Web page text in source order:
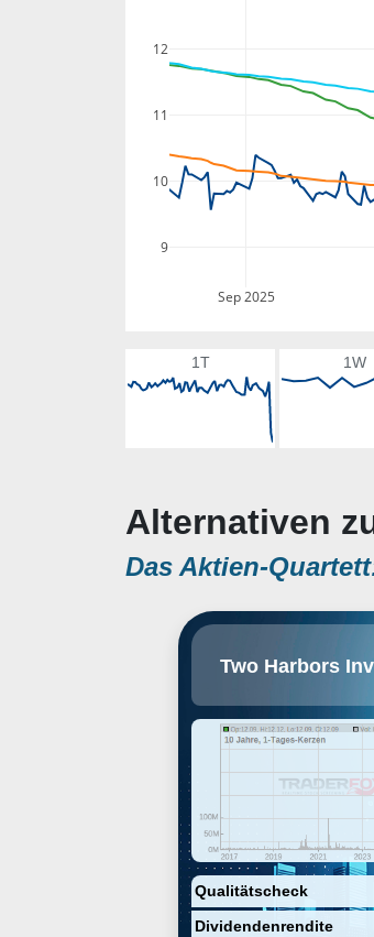
Sep 2025
9
10
11
12
1T 1W
Alternativen
Das Aktien-
Two Harbors
Qualitätscheck
Dividendenrendite
real estate
agency
backed
servicing
financial assets. Its
provide risk-
its stockholders
term, primarily
and secondarily
appreciation. The
founded on May
headquartered in